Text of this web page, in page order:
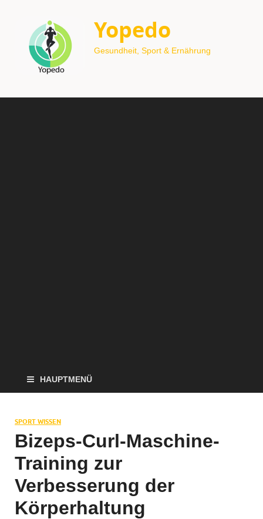
Yopedo
Gesundheit, Sport & Ernährung
HAUPTMENÜ
SPORT WISSEN
Bizeps-Curl-Maschine-
Training zur
Verbesserung der
Körperhaltung